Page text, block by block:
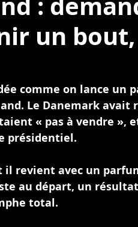
un bout,
comme on lance un
Le Danemark avait
« pas à vendre »,
présidentiel.
il revient avec un
au départ, un
total.